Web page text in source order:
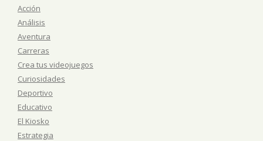
Acción
Análisis
Aventura
Carreras
Crea tus videojuegos
Curiosidades
Deportivo
Educativo
El Kiosko
Estrategia